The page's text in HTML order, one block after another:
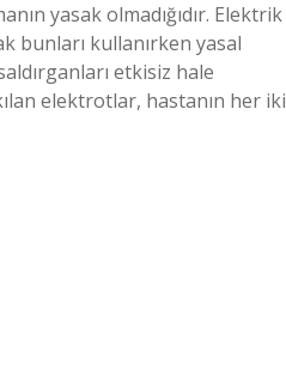
yasak olmadığıdır. Elektrik
bunları kullanırken yasal
etkisiz hale
elektrotlar, hastanın her iki